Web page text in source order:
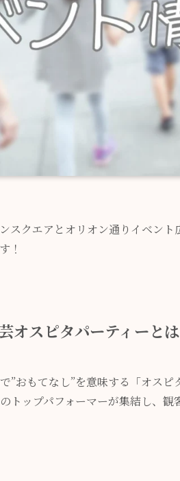
スクエアとオリオン通りイベン
！
オスピタパーティーと
”おもてなし”を意味する「オス
トップパフォーマーが集結し、